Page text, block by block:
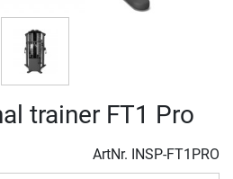
trainer FT1 Pro
ArtNr. INSP-FT1PRO